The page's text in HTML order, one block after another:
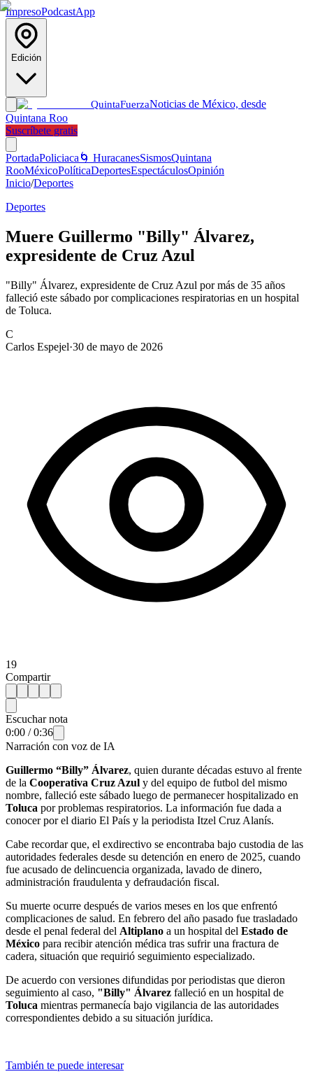
ImpresoPodcastApp
Edición
QuintaFuerzaNoticias de México, desde
Quintana Roo
Suscríbete gratis
PortadaPoliciaca 🌀 HuracanesSismosQuintana
RooMéxicoPolíticaDeportesEspectáculosOpinión
Inicio/Deportes
Deportes
Muere Guillermo "Billy" Álvarez,
expresidente de Cruz Azul
"Billy" Álvarez, expresidente de Cruz Azul por más de 35 años
falleció este sábado por complicaciones respiratorias en un hospital
de Toluca.
C
Carlos Espejel·30 de mayo de 2026
19
Compartir
Escuchar nota
0:00 /0:36
Narración con voz de IA
Guillermo “Billy” Álvarez, quien durante décadas estuvo al frente
de la Cooperativa Cruz Azul y del equipo de futbol del mismo
nombre, falleció este sábado luego de permanecer hospitalizado en
Toluca por problemas respiratorios. La información fue dada a
conocer por el diario El País y la periodista Itzel Cruz Alanís.
Cabe recordar que, el exdirectivo se encontraba bajo custodia de las
autoridades federales desde su detención en enero de 2025, cuando
fue acusado de delincuencia organizada, lavado de dinero,
administración fraudulenta y defraudación fiscal.
Su muerte ocurre después de varios meses en los que enfrentó
complicaciones de salud. En febrero del año pasado fue trasladado
desde el penal federal del Altiplano a un hospital del Estado de
México para recibir atención médica tras sufrir una fractura de
cadera, situación que requirió seguimiento especializado.
De acuerdo con versiones difundidas por periodistas que dieron
seguimiento al caso, "Billy" Álvarez falleció en un hospital de
Toluca mientras permanecía bajo vigilancia de las autoridades
correspondientes debido a su situación jurídica.
También te puede interesar